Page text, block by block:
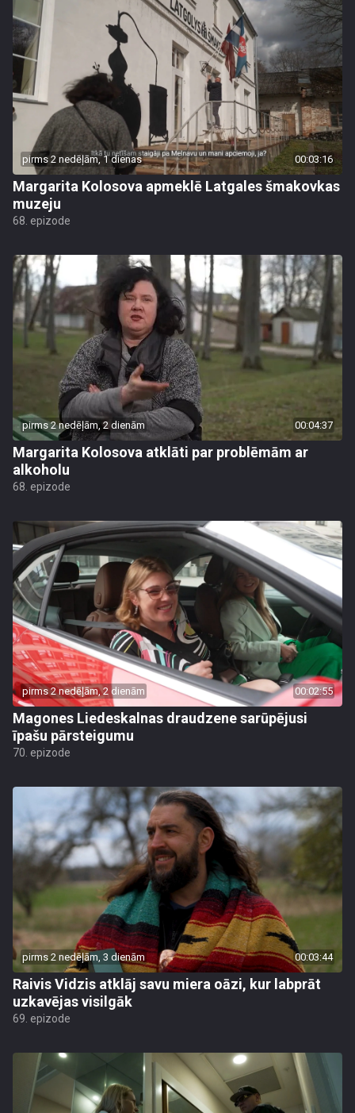
pirms 2 nedēļām, 1 dienas 00:03:16
Margarita Kolosova apmeklē Latgales šmakovkas
muzeju
68. epizode
pirms 2 nedēļām, 2 dienām 00:04:37
Margarita Kolosova atklāti par problēmām ar
alkoholu
68. epizode
pirms 2 nedēļām, 2 dienām 00:02:55
Magones Liedeskalnas draudzene sarūpējusi
īpašu pārsteigumu
70. epizode
pirms 2 nedēļām, 3 dienām 00:03:44
Raivis Vidzis atklāj savu miera oāzi, kur labprāt
uzkavējas visilgāk
69. epizode